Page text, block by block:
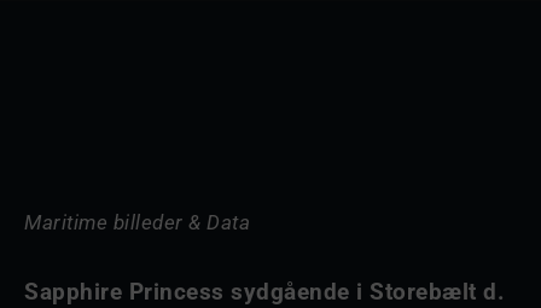
Maritime billeder & Data
Sapphire Princess sydgående i Storebælt d.